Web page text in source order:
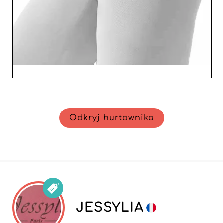
Odkryj hurtownika
JESSYLIA